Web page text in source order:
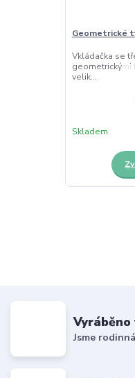
Geometrické
Vkládačka se
geometrickými
velik...
Skladem
Vyráběno
Jsme